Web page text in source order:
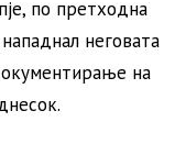
по претходна
неговата
на